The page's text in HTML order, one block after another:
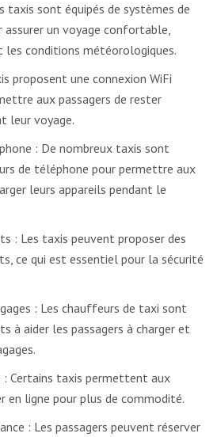
taxis sont équipés de systèmes de
un voyage confortable,
les conditions météorologiques.
proposent une connexion WiFi
aux passagers de rester
leur voyage.
: De nombreux taxis sont
de téléphone pour permettre aux
leurs appareils pendant le
: Les taxis peuvent proposer des
ce qui est essentiel pour la sécurité
: Les chauffeurs de taxi sont
à aider les passagers à charger et
: Certains taxis permettent aux
en ligne pour plus de commodité.
: Les passagers peuvent réserver